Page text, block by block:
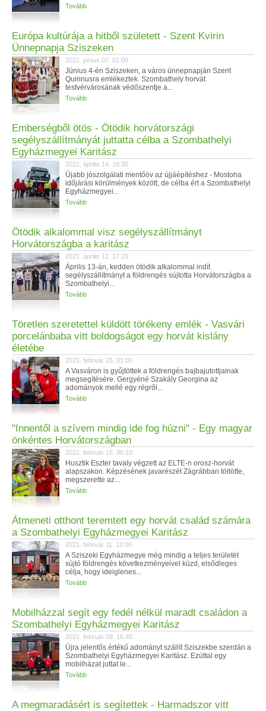
Tovább
Európa kultúrája a hitből született - Szent Kvirin
Ünnepnapja Sziszeken
2021. június 07. 01:00
Június 4-én Sziszeken, a város ünnepnapján Szent
Quirinusra emlékeztek. Szombathely horvát
testvérvárosának védőszentje a...
Tovább
Emberségből ötös - Ötödik horvátországi
segélyszállítmányát juttatta célba a Szombathelyi
Egyházmegyei Karitász
2021. április 14. 18:30
Újabb jószolgálati mentőöv az újjáépítéshez - Mostoha
időjárási körülmények között, de célba ért a Szombathelyi
Egyházmegyei...
Tovább
Ötödik alkalommal visz segélyszállítmányt
Horvátországba a karitász
2021. április 12. 17:20
Április 13-án, kedden ötödik alkalommal indít
segélyszállítmányt a földrengés sújtotta Horvátországba a
Szombathelyi...
Tovább
Töretlen szeretettel küldött törékeny emlék - Vasvári
porcelánbaba vitt boldogságot egy horvát kislány
életébe
2021. február 15. 01:00
A Vasváron is gyűjtöttek a földrengés bajbajutottjainak
megsegítésére. Gergyéné Szakály Georgina az
adományok mellé egy régről...
Tovább
"Innentől a szívem mindig ide fog húzni" - Egy magyar
önkéntes Horvátországban
2021. február 15. 00:10
Husztik Eszter tavaly végzett az ELTE-n orosz-horvát
alapszakon. Képzésének javarészét Zágrábban töltötte,
megszerette az...
Tovább
Átmeneti otthont teremtett egy horvát család számára
a Szombathelyi Egyházmegyei Karitász
2021. február 11. 12:00
A Sziszeki Egyházmegye még mindig a teljes területét
sújtó földrengés következményeivel küzd, elsődleges
célja, hogy ideiglenes...
Tovább
Mobilházzal segít egy fedél nélkül maradt családon a
Szombathelyi Egyházmegyei Karitász
2021. február 09. 16:40
Újra jelentős értékű adományt szállít Sziszekbe szerdán a
Szombathelyi Egyházmegyei Karitász. Ezúttal egy
mobilházat juttat le...
Tovább
A megmaradásért is segítettek - Harmadszor vitt